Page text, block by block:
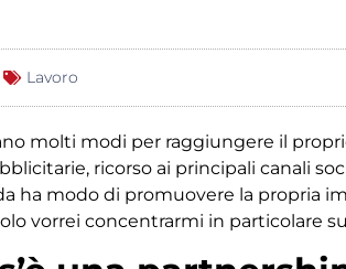
Lavoro
molti modi per raggiungere il
ricorso ai principali canali
ha modo di promuovere la propria
vorrei concentrarmi in particolare